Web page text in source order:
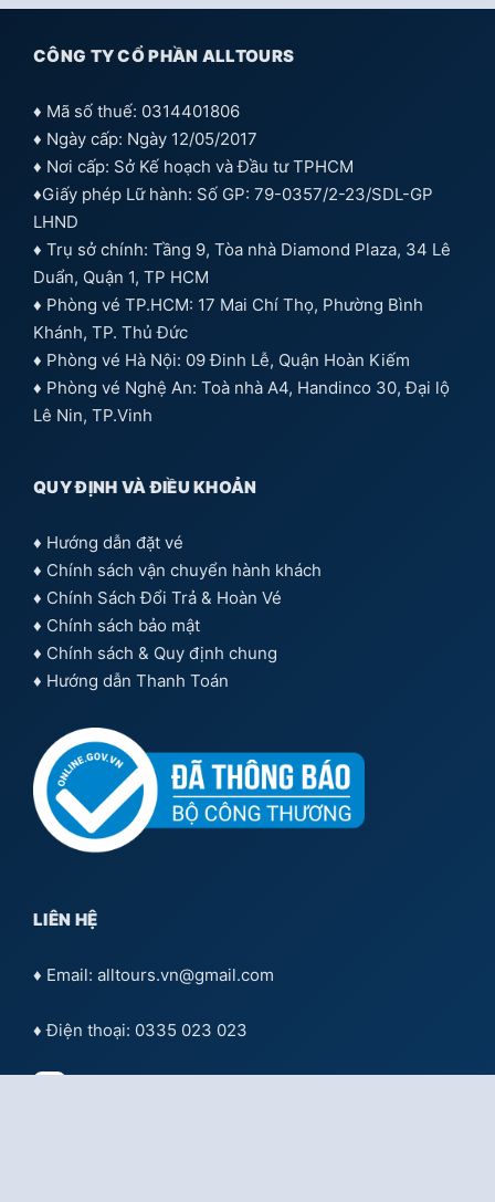
CÔNG TY CỔ PHẦN ALLTOURS
♦ Mã số thuế: 0314401806
♦ Ngày cấp: Ngày 12/05/2017
♦ Nơi cấp: Sở Kế hoạch và Đầu tư TPHCM
♦Giấy phép Lữ hành: Số GP: 79-0357/2-23/SDL-GP
LHND
♦ Trụ sở chính: Tầng 9, Tòa nhà Diamond Plaza, 34 Lê
Duẩn, Quận 1, TP HCM
♦ Phòng vé TP.HCM: 17 Mai Chí Thọ, Phường Bình
Khánh, TP. Thủ Đức
♦ Phòng vé Hà Nội: 09 Đinh Lễ, Quận Hoàn Kiếm
♦ Phòng vé Nghệ An: Toà nhà A4, Handinco 30, Đại lộ
Lê Nin, TP.Vinh
QUY ĐỊNH VÀ ĐIỀU KHOẢN
♦ Hướng dẫn đặt vé
♦ Chính sách vận chuyển hành khách
♦ Chính Sách Đổi Trả & Hoàn Vé
♦ Chính sách bảo mật
♦ Chính sách & Quy định chung
♦ Hướng dẫn Thanh Toán
LIÊN HỆ
♦ Email: alltours.vn@gmail.com
♦ Điện thoại: 0335 023 023